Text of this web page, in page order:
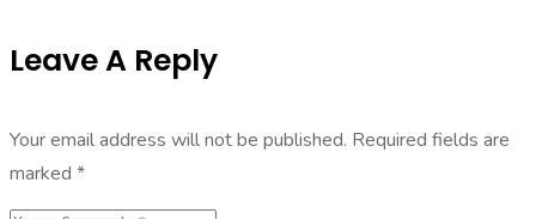
Leave A Reply
Your email address will not be published. Required fields are
marked *